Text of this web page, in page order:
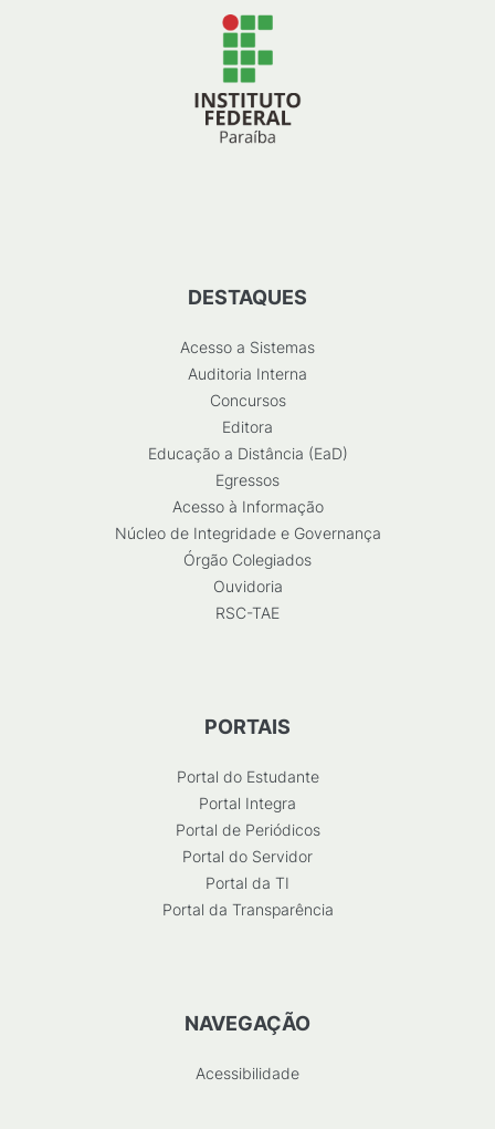
DESTAQUES
Acesso a Sistemas
Auditoria Interna
Concursos
Editora
Educação a Distância (EaD)
Egressos
Acesso à Informação
Núcleo de Integridade e Governança
Órgão Colegiados
Ouvidoria
RSC-TAE
PORTAIS
Portal do Estudante
Portal Integra
Portal de Periódicos
Portal do Servidor
Portal da TI
Portal da Transparência
NAVEGAÇÃO
Acessibilidade